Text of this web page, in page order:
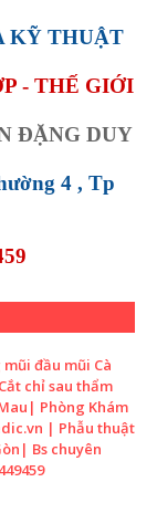
KỸ THUẬT
- THẾ GIỚI
ĐẶNG DUY
4 , Tp
đầu mũi Cà
chỉ sau thẩm
Phòng Khám
| Phẫu thuật
Bs chuyên